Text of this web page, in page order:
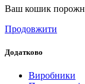
Ваш кошик
Продовжити
Додатково
Виробники